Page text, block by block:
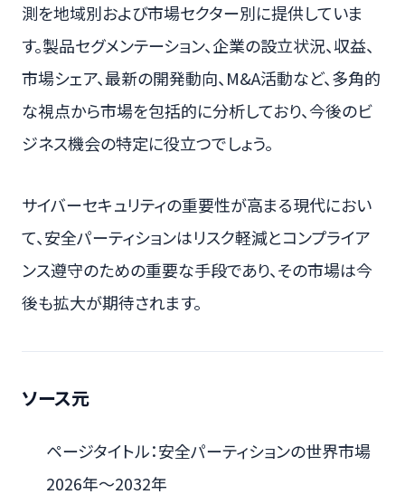
測を地域別および市場セクター別に提供していま
す。製品セグメンテーション、企業の設立状況、収益、
市場シェア、最新の開発動向、M&A活動など、多角的
な視点から市場を包括的に分析しており、今後のビ
ジネス機会の特定に役立つでしょう。
サイバーセキュリティの重要性が高まる現代におい
て、安全パーティションはリスク軽減とコンプライア
ンス遵守のための重要な手段であり、その市場は今
後も拡大が期待されます。
ソース元
ページタイトル：安全パーティションの世界市場
2026年～2032年